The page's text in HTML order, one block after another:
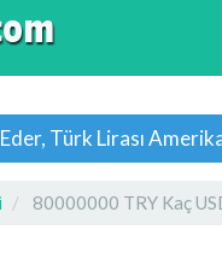
Türk Lirası
80000000 TRY Kaç